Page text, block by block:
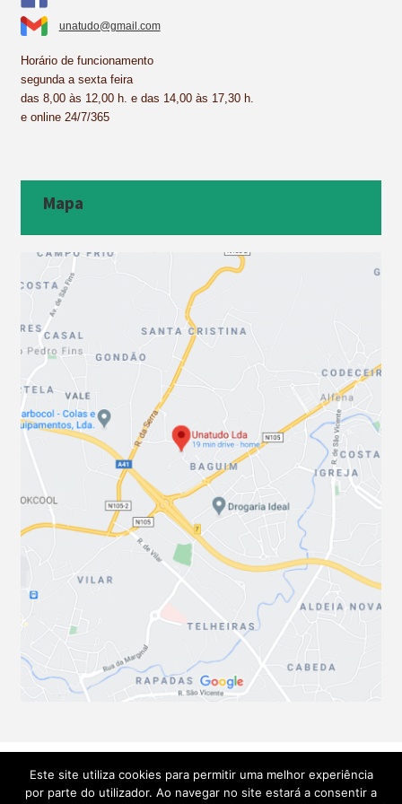
unatudo@gmail.com
Horário de funcionamento
segunda a sexta feira
das 8,00 às 12,00 h. e das 14,00 às 17,30 h.
e online 24/7/365
Mapa
© Soluções Técnicas Unatudo 2026
Este site utiliza cookies para permitir uma melhor experiência
por parte do utilizador. Ao navegar no site estará a consentir a